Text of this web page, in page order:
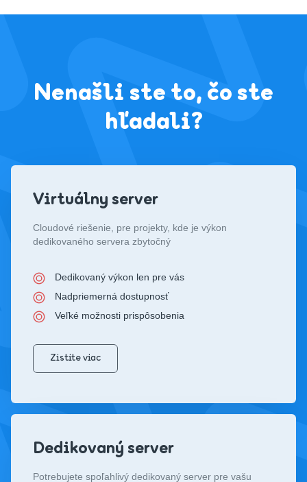
Nenašli ste to, čo ste
hľadali?
Virtuálny server
Cloudové riešenie, pre projekty, kde je výkon
dedikovaného servera zbytočný
Dedikovaný výkon len pre vás
Nadpriemerná dostupnosť
Veľké možnosti prispôsobenia
Zistite viac
Dedikovaný server
Potrebujete spoľahlivý dedikovaný server pre vašu